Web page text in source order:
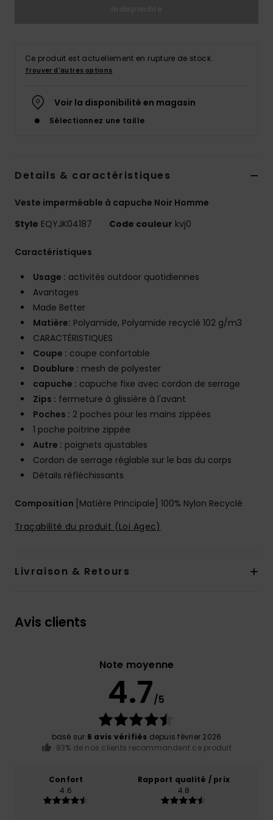
Ce produit est actuellement en rupture de stock.
Trouver d'autres options
Voir la disponibilité en magasin
Sélectionnez une taille
Details & caractéristiques
Veste imperméable à capuche Noir Homme
Style EQYJK04187 Code couleur kvj0
Caractéristiques
Usage : activités outdoor quotidiennes
Avantages
Made Better
Matière: Polyamide, Polyamide recyclé 102 g/m3
CARACTÉRISTIQUES
Coupe : coupe confortable
Doublure : mesh de polyester
capuche : capuche fixe avec cordon de serrage
Zips : fermeture à glissière à l'avant
Poches : 2 poches pour les mains zippées
1 poche poitrine zippée
Autre : poignets ajustables
Cordon de serrage réglable sur le bas du corps
Détails réfléchissants
Composition [Matière Principale] 100% Nylon Recyclé
Traçabilité du produit (Loi Agec)
Livraison & Retours
Avis clients
Note moyenne
4.7/5
basé sur 6 avis vérifiés depuis février 2026
83% de nos clients recommandent ce produit
Confort
4.6
Rapport qualité / prix
4.8